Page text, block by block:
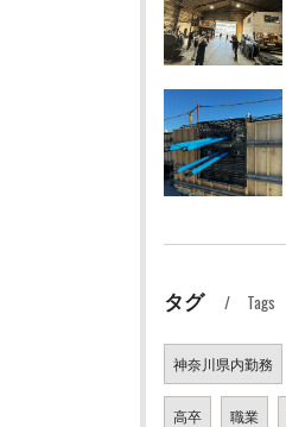
タグ Tags
神奈川県内勤務
高卒 職業